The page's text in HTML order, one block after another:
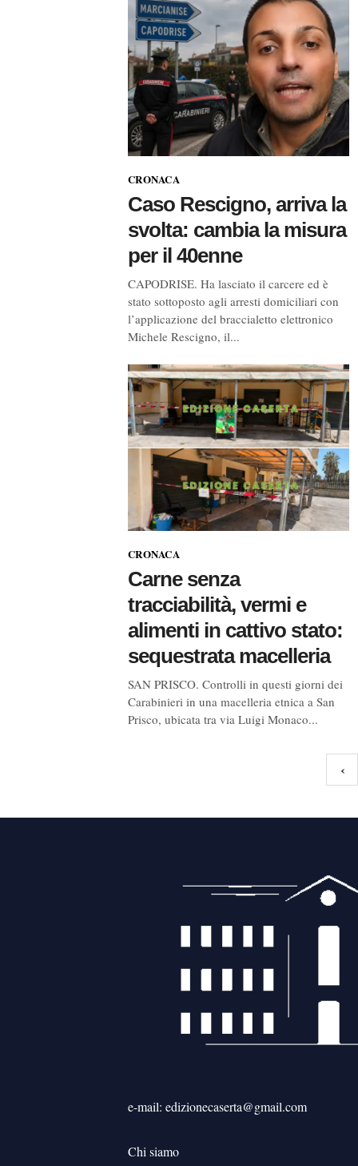
CRONACA
Caso Rescigno, arriva la
svolta: cambia la misura
per il 40enne
CAPODRISE. Ha lasciato il carcere ed è
stato sottoposto agli arresti domiciliari con
l’applicazione del braccialetto elettronico
Michele Rescigno, il...
CRONACA
Carne senza
tracciabilità, vermi e
alimenti in cattivo stato:
sequestrata macelleria
SAN PRISCO. Controlli in questi giorni dei
Carabinieri in una macelleria etnica a San
Prisco, ubicata tra via Luigi Monaco...
Navigazione
articoli
‹
e-mail: edizionecaserta@gmail.com
Chi siamo